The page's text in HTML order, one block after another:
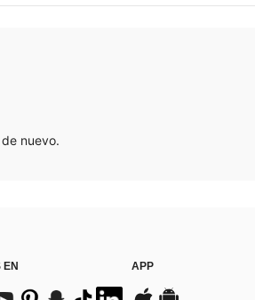
nuevo.
EN APP